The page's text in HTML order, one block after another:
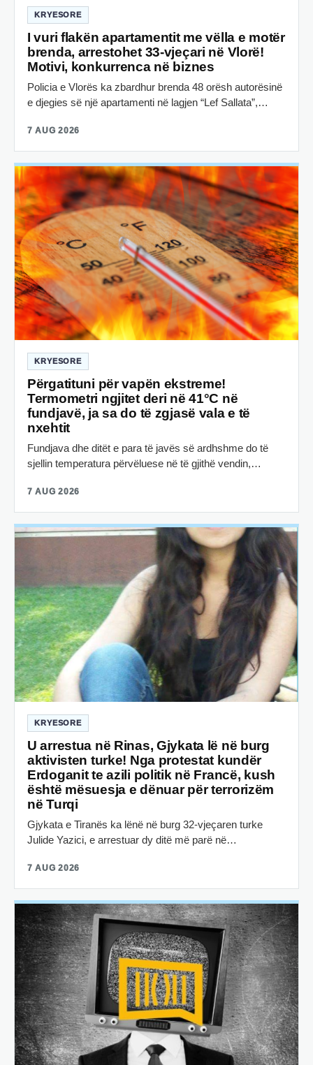
KRYESORE
I vuri flakën apartamentit me vëlla e motër
brenda, arrestohet 33-vjeçari në Vlorë!
Motivi, konkurrenca në biznes
Policia e Vlorës ka zbardhur brenda 48 orësh autorësinë
e djegies së një apartamenti në lagjen “Lef Sallata”,…
7 AUG 2026
KRYESORE
Përgatituni për vapën ekstreme!
Termometri ngjitet deri në 41°C në
fundjavë, ja sa do të zgjasë vala e të
nxehtit
Fundjava dhe ditët e para të javës së ardhshme do të
sjellin temperatura përvëluese në të gjithë vendin,…
7 AUG 2026
KRYESORE
U arrestua në Rinas, Gjykata lë në burg
aktivisten turke! Nga protestat kundër
Erdoganit te azili politik në Francë, kush
është mësuesja e dënuar për terrorizëm
në Turqi
Gjykata e Tiranës ka lënë në burg 32-vjeçaren turke
Julide Yazici, e arrestuar dy ditë më parë në…
7 AUG 2026